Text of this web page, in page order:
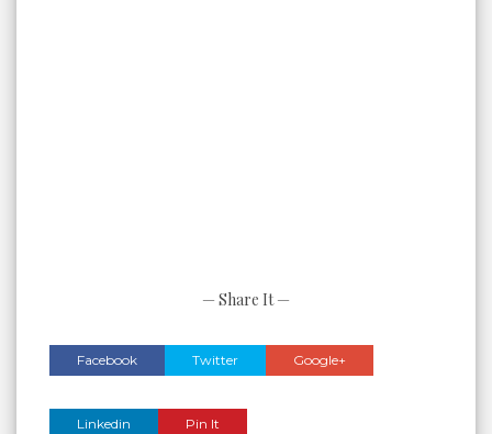
— Share It —
Facebook Twitter Google+
Linkedin Pin It